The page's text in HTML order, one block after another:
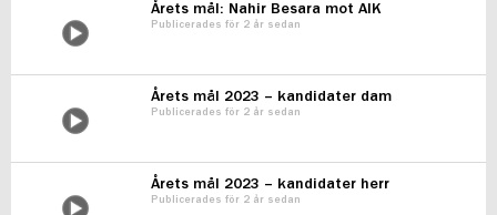
Årets mål: Nahir Besara mot AIK
Publicerades för 2 år sedan
Årets mål 2023 – kandidater dam
Publicerades för 2 år sedan
Årets mål 2023 – kandidater herr
Publicerades för 2 år sedan